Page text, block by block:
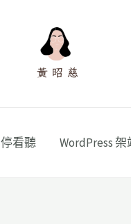
停看聽 WordPress 架